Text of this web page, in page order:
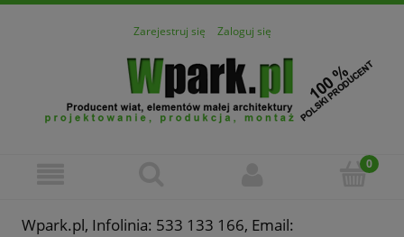
Zarejestruj się Zaloguj się
Wpark.pl, Infolinia: 533 133 166, Email: